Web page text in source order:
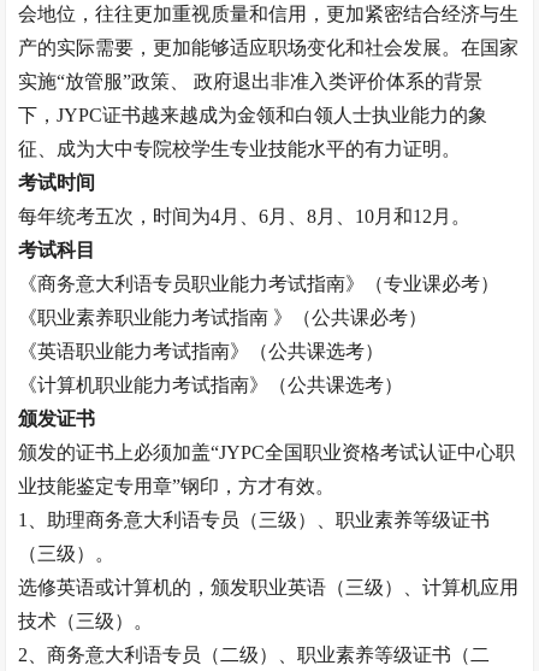
会地位，往往更加重视质量和信用，更加紧密结合经济与生
产的实际需要，更加能够适应职场变化和社会发展。在国家
实施“放管服”政策、 政府退出非准入类评价体系的背景
下，JYPC证书越来越成为金领和白领人士执业能力的象
征、成为大中专院校学生专业技能水平的有力证明。
考试时间
每年统考五次，时间为4月、6月、8月、10月和12月。
考试科目
《商务意大利语专员职业能力考试指南》（专业课必考）
《职业素养职业能力考试指南 》（公共课必考）
《英语职业能力考试指南》（公共课选考）
《计算机职业能力考试指南》（公共课选考）
颁发证书
颁发的证书上必须加盖“JYPC全国职业资格考试认证中心职
业技能鉴定专用章”钢印，方才有效。
1、助理商务意大利语专员 （三级）、职业素养等级证书
（三级）。
选修英语或计算机的，颁发职业英语（三级）、计算机应用
技术（三级）。
2、商务意大利语专员 （二级）、职业素养等级证书（二